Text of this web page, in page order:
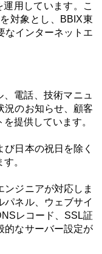
運用しています。こ
対象とし、BBIX東
なインターネットエ
電話、技術マニュ
況のお知らせ、顧客
提供しています。
日本の祝日を除く
。
ジニアが対応しま
パネル、ウェブサイ
レコード、SSL証
的なサーバー設定が